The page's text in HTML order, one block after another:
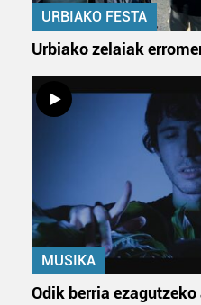
URBIAKO FESTA
Urbiako zelaiak
MUSIKA
Odik berria